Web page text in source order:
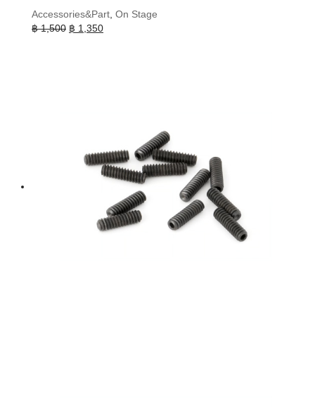
Accessories&Part, On Stage
฿1,500 Original
฿ 1,350Current